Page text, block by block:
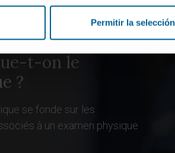
Permitir la selección
t-on le
?
se fonde sur les
à un examen physique